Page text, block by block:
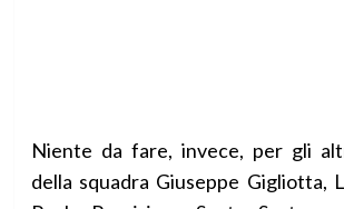
Niente da fare, invece, per gli
della squadra Giuseppe Gigliotta,